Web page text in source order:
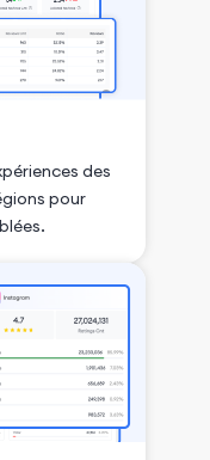
des
pour